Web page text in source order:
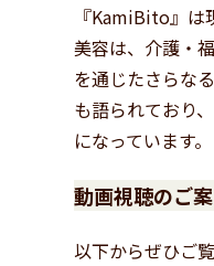
『KamiBito』
美容は、介護・
を通じたさらな
も語られており、
になっています。
動画視聴のご
以下からぜひご